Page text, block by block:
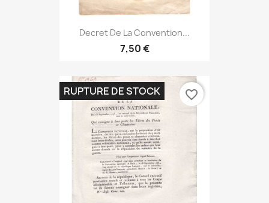
Decret De La Convention...
7,50 €
RUPTURE DE STOCK favorite_border